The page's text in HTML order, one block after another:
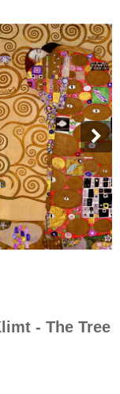
- The Tree